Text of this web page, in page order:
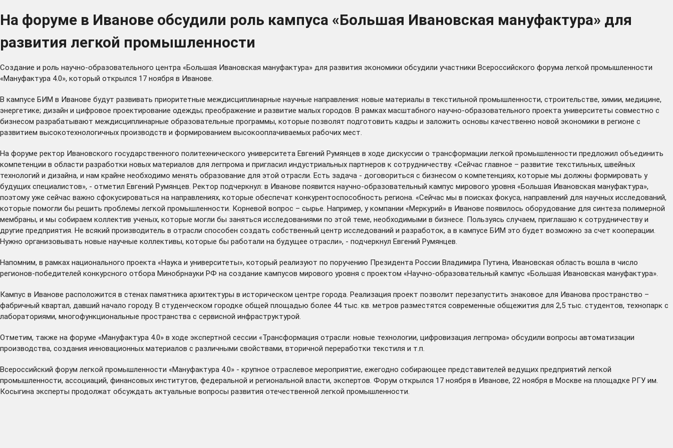
На форуме в Иванове обсудили роль кампуса «Большая Ивановская мануфактура» для
развития легкой промышленности
Создание и роль научно-образовательного центра «Большая Ивановская мануфактура» для развития экономики обсудили участники Всероссийского форума легкой промышленности
«Мануфактура 4.0», который открылся 17 ноября в Иванове.
В кампусе БИМ в Иванове будут развивать приоритетные междисциплинарные научные направления: новые материалы в текстильной промышленности, строительстве, химии, медицине,
энергетике; дизайн и цифровое проектирование одежды; преображение и развитие малых городов. В рамках масштабного научно-образовательного проекта университеты совместно с
бизнесом разрабатывают междисциплинарные образовательные программы, которые позволят подготовить кадры и заложить основы качественно новой экономики в регионе с
развитием высокотехнологичных производств и формированием высокооплачиваемых рабочих мест.
На форуме ректор Ивановского государственного политехнического университета Евгений Румянцев в ходе дискуссии о трансформации легкой промышленности предложил объединить
компетенции в области разработки новых материалов для легпрома и пригласил индустриальных партнеров к сотрудничеству. «Сейчас главное – развитие текстильных, швейных
технологий и дизайна, и нам крайне необходимо менять образование для этой отрасли. Есть задача - договориться с бизнесом о компетенциях, которые мы должны формировать у
будущих специалистов», - отметил Евгений Румянцев. Ректор подчеркнул: в Иванове появится научно-образовательный кампус мирового уровня «Большая Ивановская мануфактура»,
поэтому уже сейчас важно сфокусироваться на направлениях, которые обеспечат конкурентоспособность региона. «Сейчас мы в поисках фокуса, направлений для научных исследований,
которые помогли бы решить проблемы легкой промышленности. Корневой вопрос – сырье. Например, у компании «Меркурий» в Иванове появилось оборудование для синтеза полимерной
мембраны, и мы собираем коллектив ученых, которые могли бы заняться исследованиями по этой теме, необходимыми в бизнесе. Пользуясь случаем, приглашаю к сотрудничеству и
другие предприятия. Не всякий производитель в отрасли способен создать собственный центр исследований и разработок, а в кампусе БИМ это будет возможно за счет кооперации.
Нужно организовывать новые научные коллективы, которые бы работали на будущее отрасли», - подчеркнул Евгений Румянцев.
Напомним, в рамках национального проекта «Наука и университеты», который реализуют по поручению Президента России Владимира Путина, Ивановская область вошла в число
регионов-победителей конкурсного отбора Минобрнауки РФ на создание кампусов мирового уровня с проектом «Научно-образовательный кампус «Большая Ивановская мануфактура».
Кампус в Иванове расположится в стенах памятника архитектуры в историческом центре города. Реализация проект позволит перезапустить знаковое для Иванова пространство –
фабричный квартал, давший начало городу. В студенческом городке общей площадью более 44 тыс. кв. метров разместятся современные общежития для 2,5 тыс. студентов, технопарк с
лабораториями, многофункциональные пространства с сервисной инфраструктурой.
Отметим, также на форуме «Мануфактура 4.0» в ходе экспертной сессии «Трансформация отрасли: новые технологии, цифровизация легпрома» обсудили вопросы автоматизации
производства, создания инновационных материалов с различными свойствами, вторичной переработки текстиля и т.п.
Всероссийский форум легкой промышленности «Мануфактура 4.0» - крупное отраслевое мероприятие, ежегодно собирающее представителей ведущих предприятий легкой
промышленности, ассоциаций, финансовых институтов, федеральной и региональной власти, экспертов. Форум открылся 17 ноября в Иванове, 22 ноября в Москве на площадке РГУ им.
Косыгина эксперты продолжат обсуждать актуальные вопросы развития отечественной легкой промышленности.